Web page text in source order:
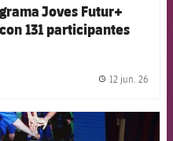
Joves Futur+
131 participantes
12 jun. 26
FCB Barcelona badge